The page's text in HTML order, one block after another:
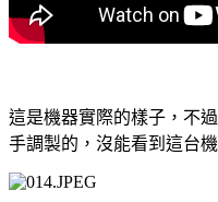
這是機器實際的樣子，不
手調製的，沒能看到這台